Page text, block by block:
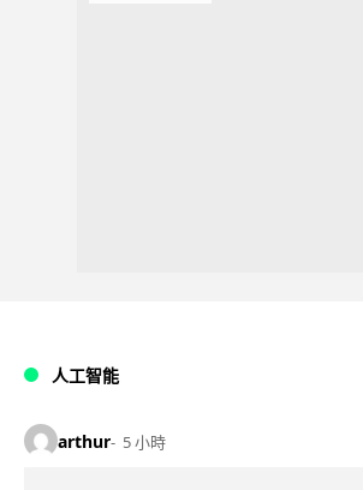
人工智能
arthur 5 小時